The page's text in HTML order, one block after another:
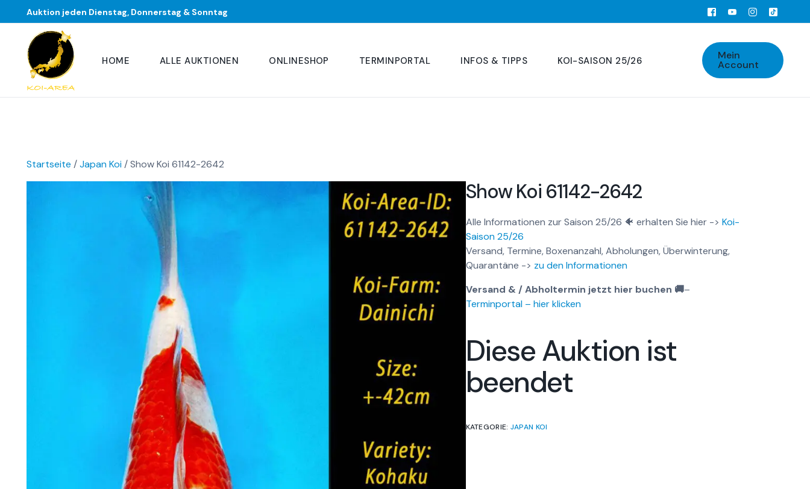
Auktion jeden Dienstag, Donnerstag & Sonntag
HOME ALLE AUKTIONEN ONLINESHOP TERMINPORTAL INFOS & TIPPS KOI-SAISON 25/26 Mein
Account
Startseite /Japan Koi/ Show Koi 61142-2642
Show Koi 61142-2642
Alle Informationen zur Saison 25/26 🐠 erhalten Sie hier -> Koi-
Saison 25/26
Versand, Termine, Boxenanzahl, Abholungen, Überwinterung,
Quarantäne -> zu den Informationen
Versand & / Abholtermin jetzt hier buchen 🚚–
Terminportal – hier klicken
Diese Auktion ist
beendet
KATEGORIE: JAPAN KOI